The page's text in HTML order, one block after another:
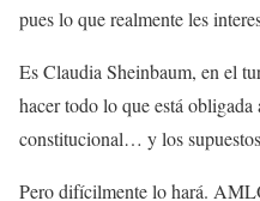
pues lo que realmente les
Es Claudia Sheinbaum, en el
hacer todo lo que está
constitucional… y los
Pero difícilmente lo hará.